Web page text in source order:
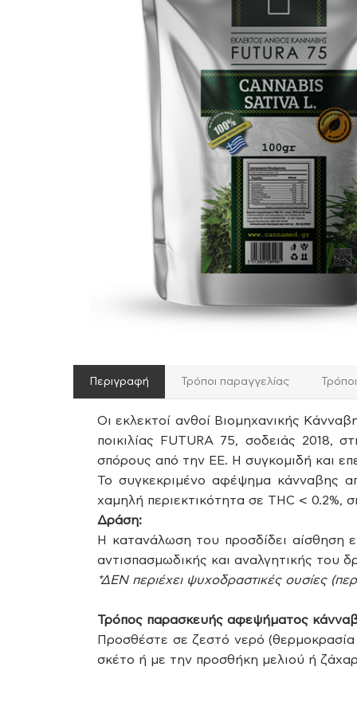
Περιγραφή Τρόποι παραγγελίας
Οι εκλεκτοί ανθοί Βιομηχανικής
ποικιλίας FUTURA 75, σοδειάς 2018,
σπόρους από την ΕΕ. Η συγκομιδή και
Το συγκεκριμένο αφέψημα κάνναβης
χαμηλή περιεκτικότητα σε THC < 0.2%,
Δράση:
Η κατανάλωση του προσδίδει αίσθηση
αντισπασμωδικής και αναλγητικής του
*ΔΕΝ περιέχει ψυχοδραστικές ουσίες
Τρόπος παρασκευής αφεψήματος
Προσθέστε σε ζεστό νερό
σκέτο ή με την προσθήκη μελιού ή